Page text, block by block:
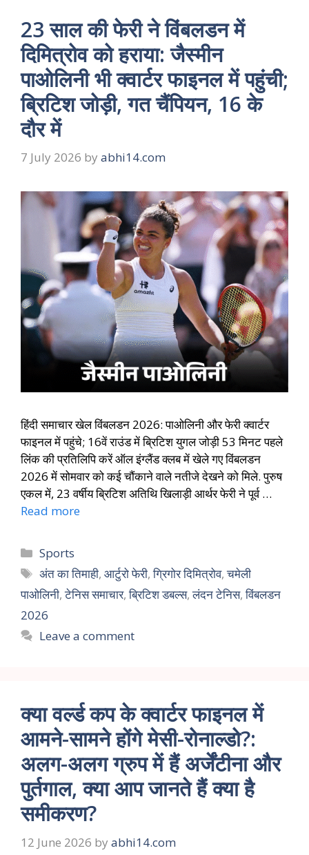
23 साल की फेरी ने विंबलडन में
दिमित्रोव को हराया: जैस्मीन
पाओलिनी भी क्वार्टर फाइनल में पहुंची;
ब्रिटिश जोड़ी, गत चैंपियन, 16 के
दौर में
7 July 2026 by abhi14.com
हिंदी समाचार खेल विंबलडन 2026: पाओलिनी और फेरी क्वार्टर
फाइनल में पहुंचे; 16वें राउंड में ब्रिटिश युगल जोड़ी 53 मिनट पहले
लिंक की प्रतिलिपि करें ऑल इंग्लैंड क्लब में खेले गए विंबलडन
2026 में सोमवार को कई चौंकाने वाले नतीजे देखने को मिले. पुरुष
एकल में, 23 वर्षीय ब्रिटिश अतिथि खिलाड़ी आर्थर फेरी ने पूर्व …
Read more
Sports
अंत का तिमाही,आर्टुरो फेरी,ग्रिगोर दिमित्रोव,चमेली
पाओलिनी,टेनिस समाचार,ब्रिटिश डबल्स,लंदन टेनिस,विंबलडन
2026
Leave a comment
क्या वर्ल्ड कप के क्वार्टर फाइनल में
आमने-सामने होंगे मेसी-रोनाल्डो?:
अलग-अलग ग्रुप में हैं अर्जेंटीना और
पुर्तगाल, क्या आप जानते हैं क्या है
समीकरण?
12 June 2026 by abhi14.com